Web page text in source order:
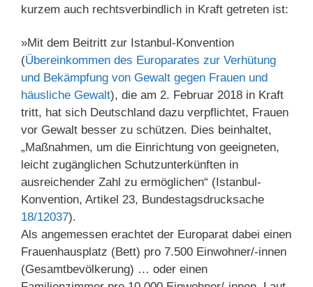
kurzem auch rechtsverbindlich in Kraft getreten ist:
»Mit dem Beitritt zur Istanbul-Konvention
(Übereinkommen des Europarates zur Verhütung
und Bekämpfung von Gewalt gegen Frauen und
häusliche Gewalt), die am 2. Februar 2018 in Kraft
tritt, hat sich Deutschland dazu verpflichtet, Frauen
vor Gewalt besser zu schützen. Dies beinhaltet,
„Maßnahmen, um die Einrichtung von geeigneten,
leicht zugänglichen Schutzunterkünften in
ausreichender Zahl zu ermöglichen“ (Istanbul-
Konvention, Artikel 23, Bundestagsdrucksache
18/12037).
Als angemessen erachtet der Europarat dabei einen
Frauenhausplatz (Bett) pro 7.500 Einwohner/-innen
(Gesamtbevölkerung) … oder einen